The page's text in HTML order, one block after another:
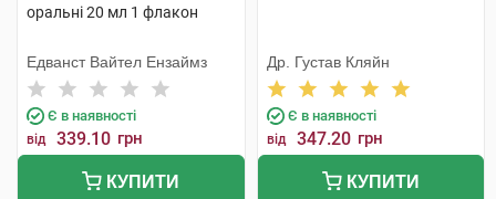
оральні 20 мл 1 флакон
Едванст Вайтел Ензаймз
Є в наявності
від 339.10 грн
КУПИТИ
Др. Густав Кляйн
Є в наявності
від 347.20 грн
КУПИТИ